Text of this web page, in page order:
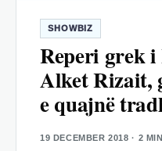
SHOWBIZ
Reperi grek i
Alket Rizait,
e quajnë
19 DECEMBER 2018 · 2